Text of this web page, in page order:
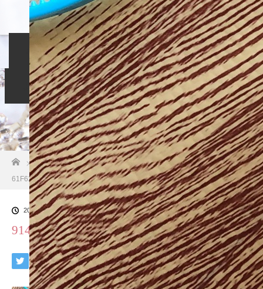
ホーム 入会のご案内 当相談所について
よくある質問 ご成婚者の声 お問い合わせ
スタッフブログ
ホーム
ブログ一覧
914674D9-BBC0-46DE-9F09-
61F624F5D560
2018.10.26
914674D9-BBC0-46DE-9F09-61F624F5D560